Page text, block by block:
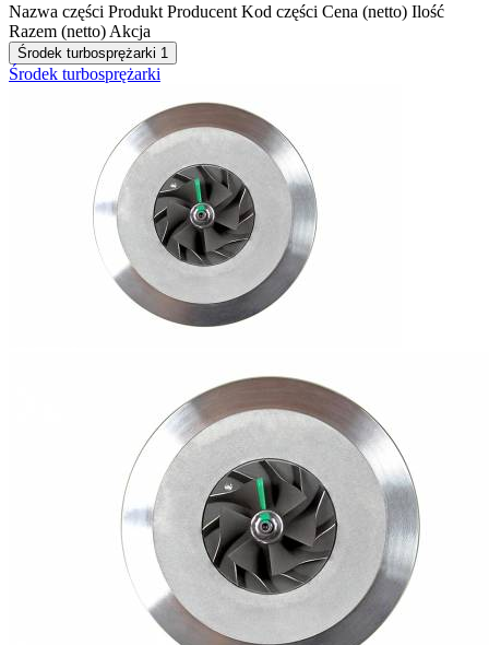
Nazwa części Produkt Producent Kod części Cena (netto) Ilość
Razem (netto) Akcja
Środek turbosprężarki 1
Środek turbosprężarki